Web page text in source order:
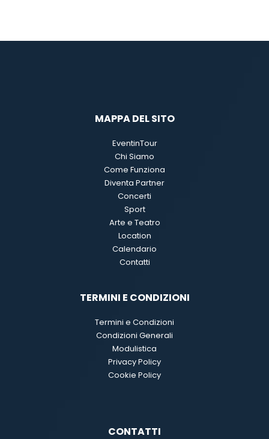
MAPPA DEL SITO
EventinTour
Chi Siamo
Come Funziona
Diventa Partner
Concerti
Sport
Arte e Teatro
Location
Calendario
Contatti
TERMINI E CONDIZIONI
Termini e Condizioni
Condizioni Generali
Modulistica
Privacy Policy
Cookie Policy
CONTATTI